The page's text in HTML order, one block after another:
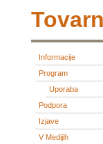
Informacije
Program
Uporaba
Podpora
Izjave
V Medijih